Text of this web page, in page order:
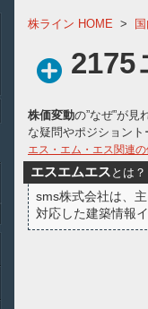
株ライン HOME >
2175
株価変動の”なぜ”が
な疑問やポジション
エス・エム・エス関連
エスエムエス とは？
sms株式会社は、
対応した建築情報